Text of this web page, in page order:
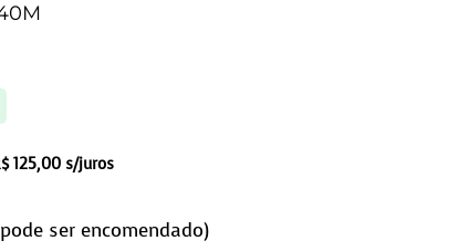
125,00 s/juros
ser encomendado)